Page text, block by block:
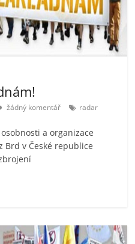
žádný komentář radar
a organizace
Brd v České republice